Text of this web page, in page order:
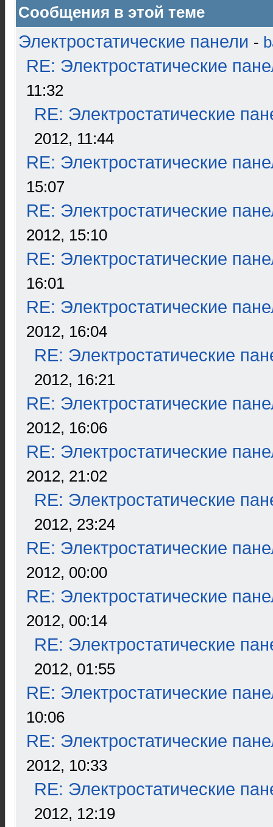
Сообщения в этой теме
Электростатические панели -
RE: Электростатические
11:32
RE: Электростатические
2012, 11:44
RE: Электростатические
15:07
RE: Электростатические
2012, 15:10
RE: Электростатические
16:01
RE: Электростатические
2012, 16:04
RE: Электростатические
2012, 16:21
RE: Электростатические
2012, 16:06
RE: Электростатические
2012, 21:02
RE: Электростатические
2012, 23:24
RE: Электростатические
2012, 00:00
RE: Электростатические
2012, 00:14
RE: Электростатические
2012, 01:55
RE: Электростатические
10:06
RE: Электростатические
2012, 10:33
RE: Электростатические
2012, 12:19